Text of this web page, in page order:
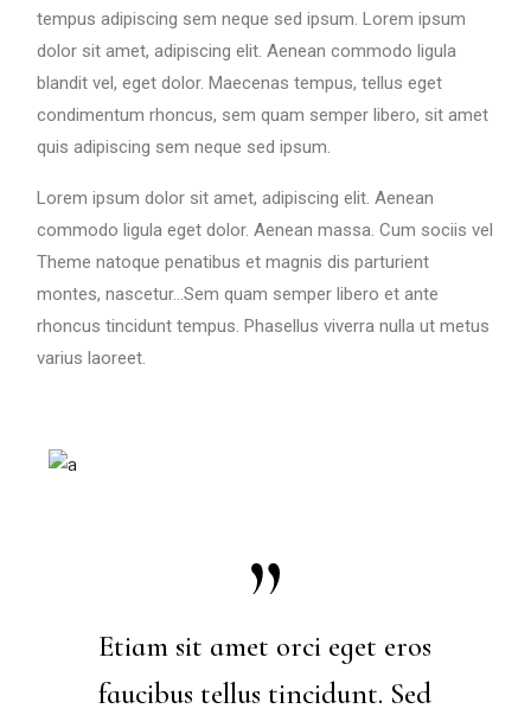
tempus adipiscing sem neque sed ipsum. Lorem ipsum
dolor sit amet, adipiscing elit. Aenean commodo ligula
blandit vel, eget dolor. Maecenas tempus, tellus eget
condimentum rhoncus, sem quam semper libero, sit amet
quis adipiscing sem neque sed ipsum.
Lorem ipsum dolor sit amet, adipiscing elit. Aenean
commodo ligula eget dolor. Aenean massa. Cum sociis vel
Theme natoque penatibus et magnis dis parturient
montes, nascetur…Sem quam semper libero et ante
rhoncus tincidunt tempus. Phasellus viverra nulla ut metus
varius laoreet.
Etiam sit amet orci eget eros
faucibus tellus tincidunt. Sed